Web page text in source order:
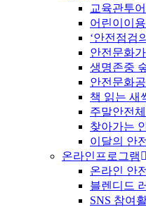
교육관투
어린이이
‘안전점검
안전문화
생명존중
안전문화
책 읽는 새
주말안전
찾아가는
이달의 안
온라인프로그램
온라인 안
블렌디드
SNS 참여